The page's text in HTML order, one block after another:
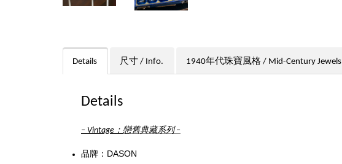
Details 尺寸 / Info. 1940年代珠寶風格 / Mid-Century Jewels
Details
– Vintage ： 戀舊典藏系列–
品牌：DASON